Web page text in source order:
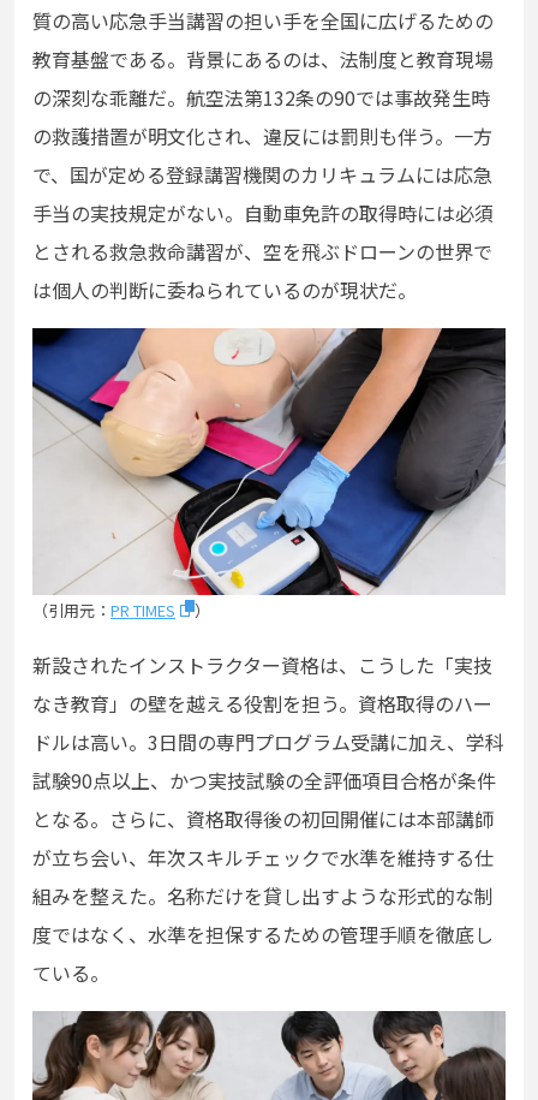
質の高い応急手当講習の担い手を全国に広げるための
教育基盤である。背景にあるのは、法制度と教育現場
の深刻な乖離だ。航空法第132条の90では事故発生時
の救護措置が明文化され、違反には罰則も伴う。一方
で、国が定める登録講習機関のカリキュラムには応急
手当の実技規定がない。自動車免許の取得時には必須
とされる救急救命講習が、空を飛ぶドローンの世界で
は個人の判断に委ねられているのが現状だ。
（引用元： PR TIMES ）
新設されたインストラクター資格は、こうした「実技
なき教育」の壁を越える役割を担う。資格取得のハー
ドルは高い。3日間の専門プログラム受講に加え、学科
試験90点以上、かつ実技試験の全評価項目合格が条件
となる。さらに、資格取得後の初回開催には本部講師
が立ち会い、年次スキルチェックで水準を維持する仕
組みを整えた。名称だけを貸し出すような形式的な制
度ではなく、水準を担保するための管理手順を徹底し
ている。